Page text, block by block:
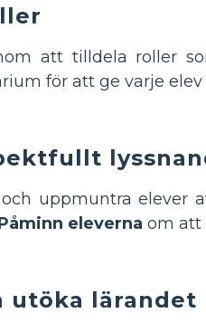
att tilldela roller
för att ge varje
uppmuntra elever
eleverna om att
utöka lärandet